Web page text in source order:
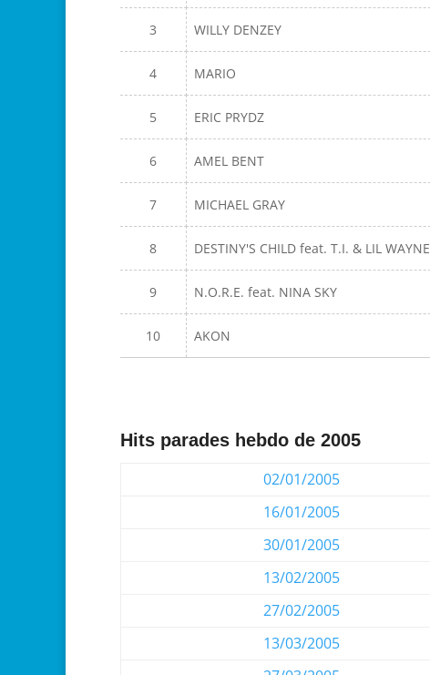
3 WILLY DENZEY
4 MARIO
5 ERIC PRYDZ
6 AMEL BENT
7 MICHAEL GRAY
8 DESTINY'S CHILD feat. T.I. & LIL WAYNE
9 N.O.R.E. feat. NINA SKY
10 AKON
Hits parades hebdo de 2005
02/01/2005
16/01/2005
30/01/2005
13/02/2005
27/02/2005
13/03/2005